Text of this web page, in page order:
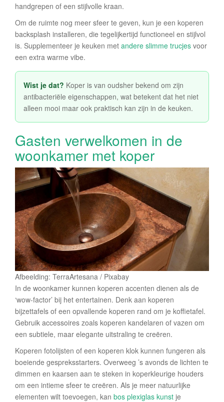
handgrepen of een stijlvolle kraan.
Om de ruimte nog meer sfeer te geven, kun je een koperen
backsplash installeren, die tegelijkertijd functioneel en stijlvol
is. Supplementeer je keuken met andere slimme trucjes voor
een extra warme vibe.
Wist je dat? Koper is van oudsher bekend om zijn
antibacteriële eigenschappen, wat betekent dat het niet
alleen mooi maar ook praktisch kan zijn in de keuken.
Gasten verwelkomen in de
woonkamer met koper
Afbeelding: TerraArtesana / Pixabay
In de woonkamer kunnen koperen accenten dienen als de
‘wow-factor’ bij het entertainen. Denk aan koperen
bijzettafels of een opvallende koperen rand om je koffietafel.
Gebruik accessoires zoals koperen kandelaren of vazen om
een subtiele, maar elegante uitstraling te creëren.
Koperen fotolijsten of een koperen klok kunnen fungeren als
boeiende gespreksstarters. Overweeg ’s avonds de lichten te
dimmen en kaarsen aan te steken in koperkleurige houders
om een intieme sfeer te creëren. Als je meer natuurlijke
elementen wilt toevoegen, kan bos plexiglas kunst je